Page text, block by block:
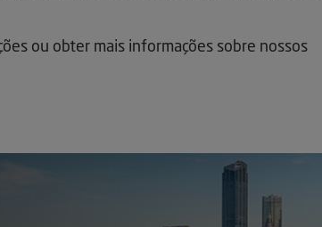
ou obter mais informações sobre nossos